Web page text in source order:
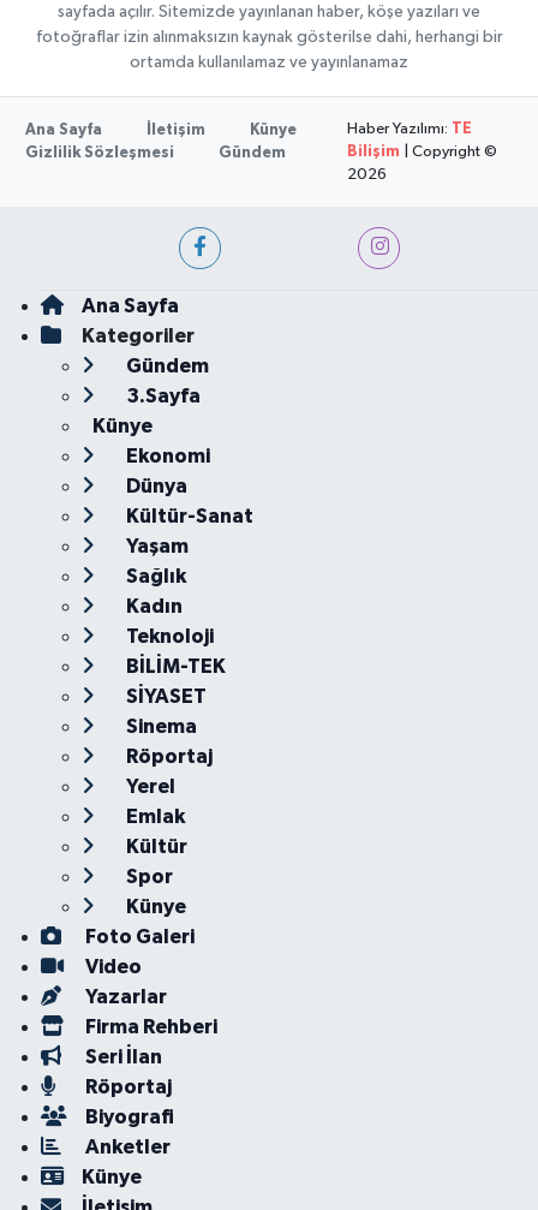
sayfada açılır. Sitemizde yayınlanan haber, köşe yazıları ve
fotoğraflar izin alınmaksızın kaynak gösterilse dahi, herhangi bir
ortamda kullanılamaz ve yayınlanamaz
Ana Sayfa İletişim
Künye
Gizlilik Sözleşmesi
Gündem
Haber Yazılımı: TE
Bilişim | Copyright ©
2026
Ana Sayfa
Kategoriler
Gündem
3.Sayfa
Künye
Ekonomi
Dünya
Kültür-Sanat
Yaşam
Sağlık
Kadın
Teknoloji
BİLİM-TEK
SİYASET
Sinema
Röportaj
Yerel
Emlak
Kültür
Spor
Künye
Foto Galeri
Video
Yazarlar
Firma Rehberi
Seri İlan
Röportaj
Biyografi
Anketler
Künye